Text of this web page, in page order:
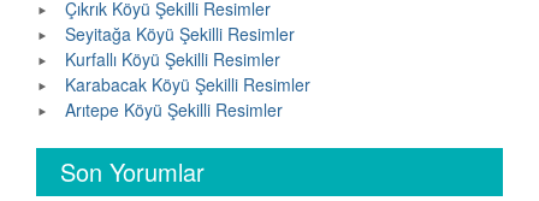
Çıkrık Köyü Şekilli Resimler
Seyitağa Köyü Şekilli Resimler
Kurfallı Köyü Şekilli Resimler
Karabacak Köyü Şekilli Resimler
Arıtepe Köyü Şekilli Resimler
Son Yorumlar